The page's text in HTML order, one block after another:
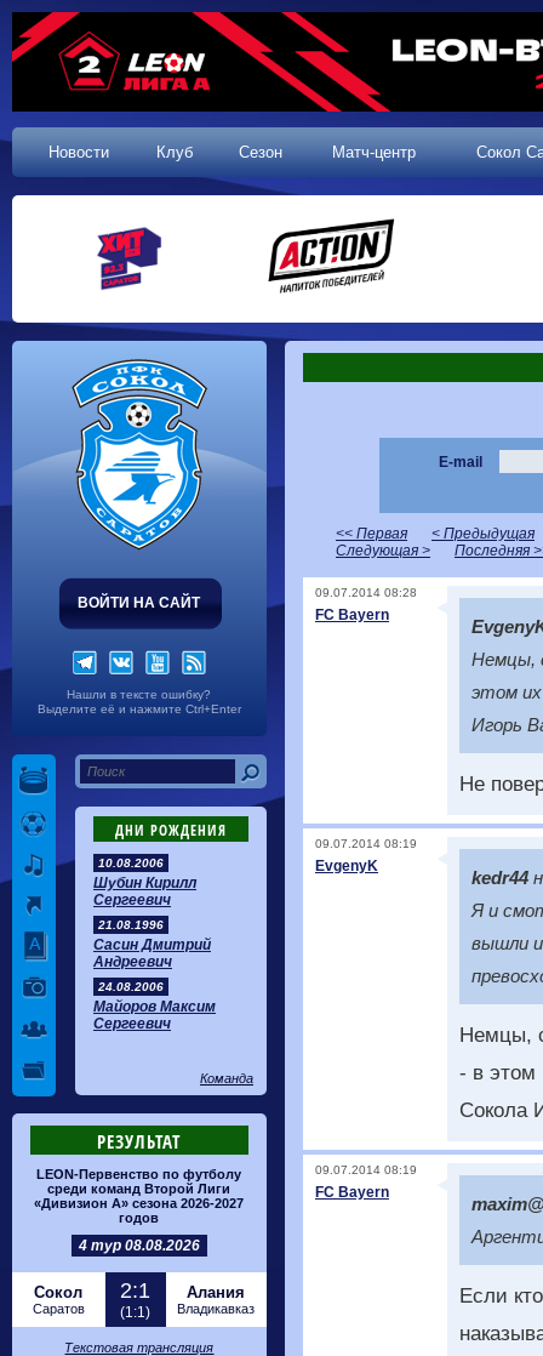
Новости Клуб Сезон Матч-центр Сокол
ВОЙТИ НА САЙТ
Нашли в тексте ошибку?
Выделите её и нажмите Ctrl+Enter
ДНИ РОЖДЕНИЯ
10.08.2006
Шубин Кирилл
Сергеевич
21.08.1996
Сасин Дмитрий
Андреевич
24.08.2006
Майоров Максим
Сергеевич
Команда
РЕЗУЛЬТАТ
LEON-Первенство по футболу
среди команд Второй Лиги
«Дивизион А» сезона 2026-2027
годов
4 тур 08.08.2026
Сокол
Саратов
2:1
(1:1)
Алания
Владикавказ
Текстовая трансляция
E-mail
<< Первая
< Предыдущая
Следующая >
Последняя
09.07.2014 08:28
FC Bayern
Немцы,
этом
Игорь
Не
09.07.2014 08:19
EvgenyK
kedr44
Я и
вышли
Немцы,
- в этом
Сокола
09.07.2014 08:19
FC Bayern
Если